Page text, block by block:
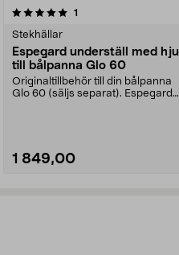
1
Stekhällar
Espegard underställ med hjul
till bålpanna Glo 60
Originaltillbehör till din bålpanna
Glo 60 (säljs separat). Espegard
1 849,00
5.0av 5 stjärnor